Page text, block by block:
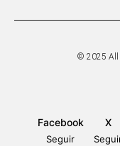
© 2025 All
Facebook
Seguir
X